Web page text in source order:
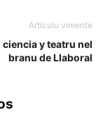
Artículu viniente
y teatru nel
branu de Llaboral